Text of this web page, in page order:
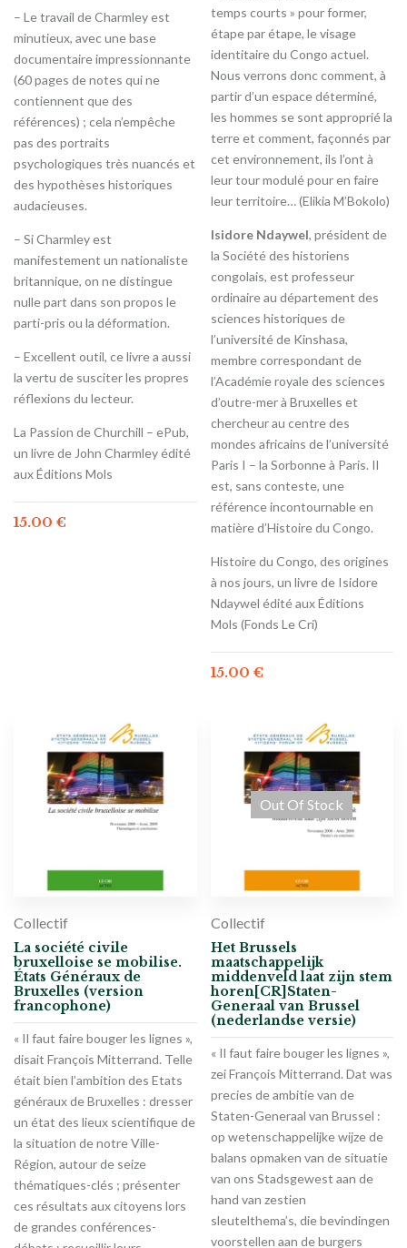
– Le travail de Charmley est
minutieux, avec une base
documentaire impressionnante
(60 pages de notes qui ne
contiennent que des
références) ; cela n’empêche
pas des portraits
psychologiques très nuancés et
des hypothèses historiques
audacieuses.
– Si Charmley est
manifestement un nationaliste
britannique, on ne distingue
nulle part dans son propos le
parti-pris ou la déformation.
– Excellent outil, ce livre a aussi
la vertu de susciter les propres
réflexions du lecteur.
La Passion de Churchill – ePub,
un livre de John Charmley édité
aux Éditions Mols
15.00 €
temps courts » pour former,
étape par étape, le visage
identitaire du Congo actuel.
Nous verrons donc comment, à
partir d’un espace déterminé,
les hommes se sont approprié la
terre et comment, façonnés par
cet environnement, ils l’ont à
leur tour modulé pour en faire
leur territoire… (Elikia M’Bokolo)
Isidore Ndaywel, président de
la Société des historiens
congolais, est professeur
ordinaire au département des
sciences historiques de
l’université de Kinshasa,
membre correspondant de
l’Académie royale des sciences
d’outre-mer à Bruxelles et
chercheur au centre des
mondes africains de l’université
Paris I – la Sorbonne à Paris. Il
est, sans conteste, une
référence incontournable en
matière d’Histoire du Congo.
Histoire du Congo, des origines
à nos jours, un livre de Isidore
Ndaywel édité aux Éditions
Mols (Fonds Le Cri)
15.00 €
Collectif
La société civile
bruxelloise se mobilise.
États Généraux de
Bruxelles (version
francophone)
« Il faut faire bouger les lignes »,
disait François Mitterrand. Telle
était bien l’ambition des Etats
généraux de Bruxelles : dresser
un état des lieux scientifique de
la situation de notre Ville-
Région, autour de seize
thématiques-clés ; présenter
ces résultats aux citoyens lors
de grandes conférences-
Out Of Stock
Collectif
Het Brussels
maatschappelijk
middenveld laat zijn stem
horen[CR]Staten-
Generaal van Brussel
(nederlandse versie)
« Il faut faire bouger les lignes »,
zei François Mitterrand. Dat was
precies de ambitie van de
Staten-Generaal van Brussel :
op wetenschappelijke wijze de
balans opmaken van de situatie
van ons Stadsgewest aan de
hand van zestien
sleutelthema’s, die bevindingen
voorstellen aan de burgers